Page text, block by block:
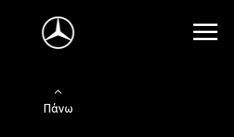
Πάνω